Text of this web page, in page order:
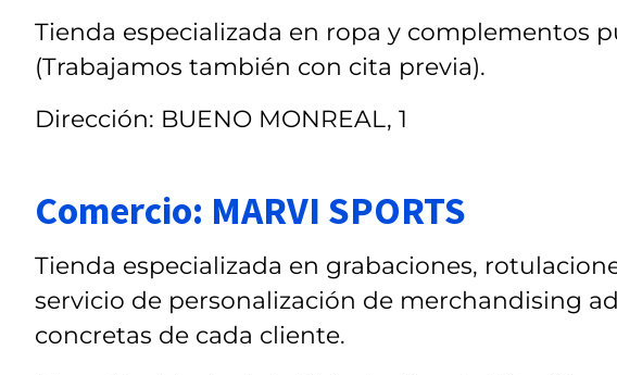
Tienda especializada en ropa y complementos
(Trabajamos también con cita previa).
Dirección: BUENO MONREAL, 1
Comercio: MARVI SPORTS
Tienda especializada en grabaciones,
servicio de personalización de merchandising
concretas de cada cliente.